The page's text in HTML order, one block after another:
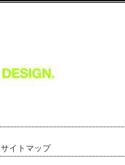
サイトマップ